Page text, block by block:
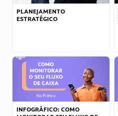
PLANEJAMENTO
ESTRATÉGICO
INFOGRÁFICO: COMO